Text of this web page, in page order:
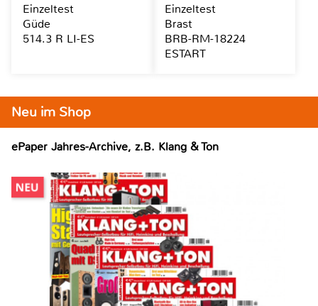
Neu im Shop
ePaper Jahres-Archive, z.B. Klang & Ton
Einzeltest
Güde
514.3 R LI-ES
Einzeltest
Brast
BRB-RM-18224
ESTART